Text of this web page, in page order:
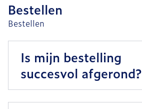
Bestellen
Bestellen
Is mijn bestelling
succesvol afgerond?